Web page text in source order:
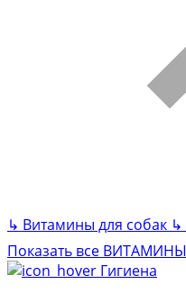
↳ Витамины для собак ↳
Показать все ВИТАМИНЫ
Гигиена